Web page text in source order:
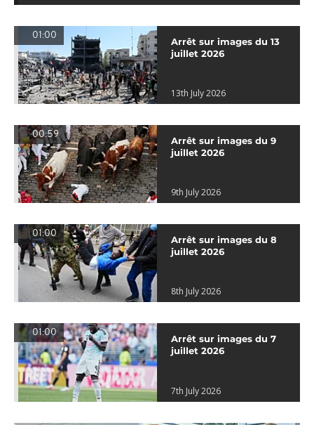
01:00
Arrêt sur images du 13
juillet 2026
13th July 2026
00:59
Arrêt sur images du 9
juillet 2026
9th July 2026
01:00
Arrêt sur images du 8
juillet 2026
8th July 2026
01:00
Arrêt sur images du 7
juillet 2026
7th July 2026